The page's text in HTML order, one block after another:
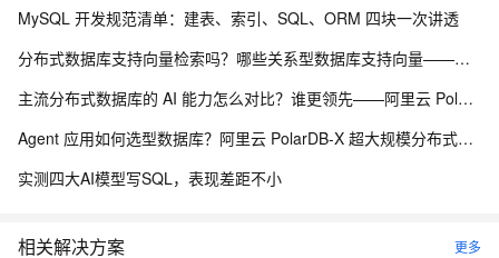
MySQL 开发规范清单：建表、索引、SQL、ORM 四块一次讲透
分布式数据库支持向量检索吗？哪些关系型数据库支持向量——阿里云 PolarDB-X 海量分布式承载能力解析
主流分布式数据库的 AI 能力怎么对比？谁更领先——阿里云 PolarDB-X 分布式 AI 承载能力解析
Agent 应用如何选型数据库？阿里云 PolarDB-X 超大规模分布式数据承载能力解析
实测四大AI模型写SQL，表现差距不小
相关解决方案 更多